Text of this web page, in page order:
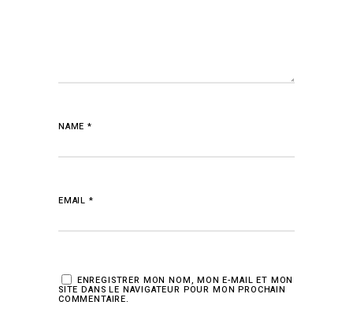
NAME*
EMAIL *
ENREGISTRER MON NOM, MON E-MAIL ET MON
SITE DANS LE NAVIGATEUR POUR MON PROCHAIN
COMMENTAIRE.